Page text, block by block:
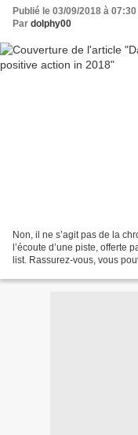
Publié le 03/09/2018 à 07:30
Par dolphy00
Non, il ne s’agit pas de la
l’écoute d’une piste, offerte
list. Rassurez-vous, vous